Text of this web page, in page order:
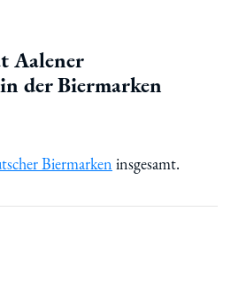
Aalener
der Biermarken
Biermarken insgesamt.